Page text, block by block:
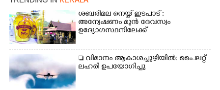
പട്ടേൽ സഭാഗൃഹത്തിൽ
എം. അക്ഷതയുടെ
നേതൃത്വത്തിൽ
കഥക് നൃത്തത്തിൽ നിന്ന്
ശബരിമല നെയ്യ് ഇടപാട് :
അന്വേഷണം മുൻ ദേവസ്വം
ഉദ്യോഗസ്ഥനിലേക്ക്
 വിമാനം ആകാശച്ചുഴിയിൽ: പൈലറ്റ്
ലഹരി ഉപയോഗിച്ചു